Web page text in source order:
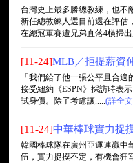
台灣史上最多勝總教練，也不
新任總教練人選目前還在評估
在總冠軍賽遭兄弟直落4橫掃
[11-24]MLB／拒提薪資
「我們給了他一張公平且合
接受紐約《ESPN》採訪時表
試身價。除了考慮讓.....(詳全
[11-24]中華棒球實力捉
韓國棒球隊在廣州亞運連贏中
伍，實力捉摸不定，有機會狂